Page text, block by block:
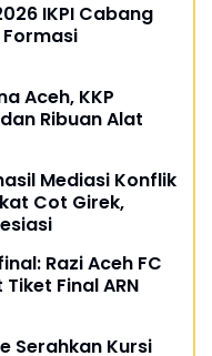
IKPI Cabang
Formasi
Aceh, KKP
Ribuan Alat
Mediasi Konflik
Cot Girek,
Razi Aceh FC
Final ARN
Serahkan Kursi